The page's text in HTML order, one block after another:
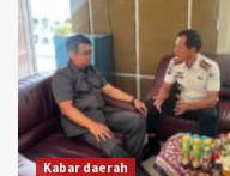
Kabar daerah